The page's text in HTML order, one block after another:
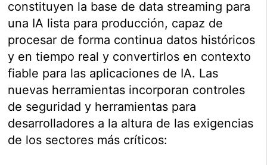
constituyen la base de data streaming para
una IA lista para producción, capaz de
procesar de forma continua datos históricos
y en tiempo real y convertirlos en contexto
fiable para las aplicaciones de IA. Las
nuevas herramientas incorporan controles
de seguridad y herramientas para
desarrolladores a la altura de las exigencias
de los sectores más críticos: